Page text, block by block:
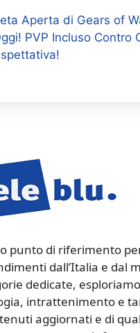
Aperta di Gears of
PVP Incluso Contro
punto di riferimento
dall’Italia e dal
dedicate,
intrattenimento e
aggiornati e di